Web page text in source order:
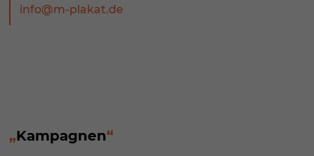
info@m-plakat.de
Kampagnen